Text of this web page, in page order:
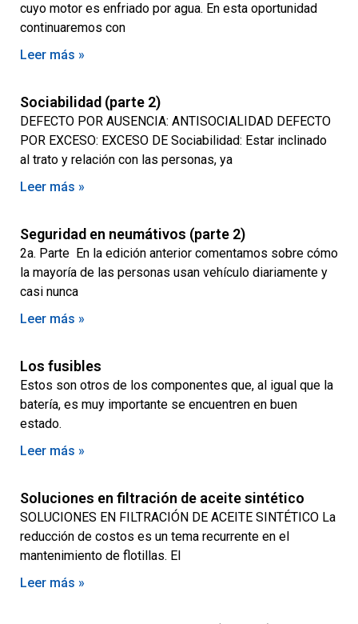
cuyo motor es enfriado por agua. En esta oportunidad
continuaremos con
Leer más »
Sociabilidad (parte 2)
DEFECTO POR AUSENCIA: ANTISOCIALIDAD DEFECTO
POR EXCESO: EXCESO DE Sociabilidad: Estar inclinado
al trato y relación con las personas, ya
Leer más »
Seguridad en neumátivos (parte 2)
2a. Parte En la edición anterior comentamos sobre cómo
la mayoría de las personas usan vehículo diariamente y
casi nunca
Leer más »
Los fusibles
Estos son otros de los componentes que, al igual que la
batería, es muy importante se encuentren en buen
estado.
Leer más »
Soluciones en filtración de aceite sintético
SOLUCIONES EN FILTRACIÓN DE ACEITE SINTÉTICO La
reducción de costos es un tema recurrente en el
mantenimiento de flotillas. El
Leer más »